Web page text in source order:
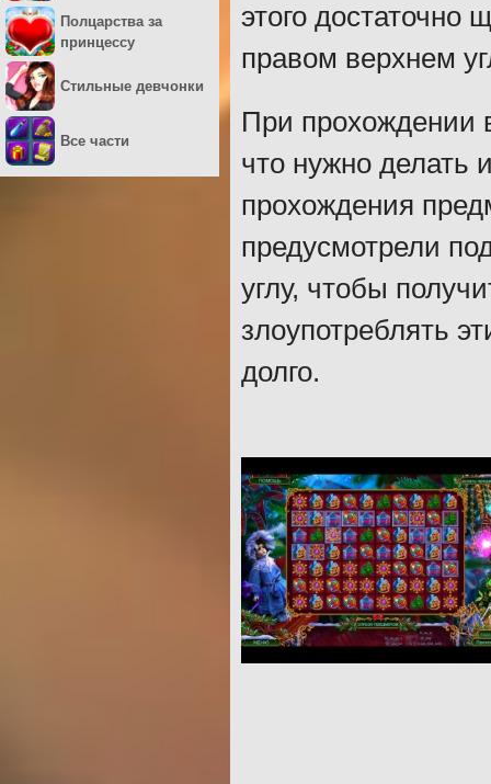
этого достаточно
правом верхнем
При прохождении
что нужно делать
прохождения
предусмотрели
углу, чтобы
злоупотреблять
долго.
Полцарства за
принцессу
Стильные девчонки
Все части